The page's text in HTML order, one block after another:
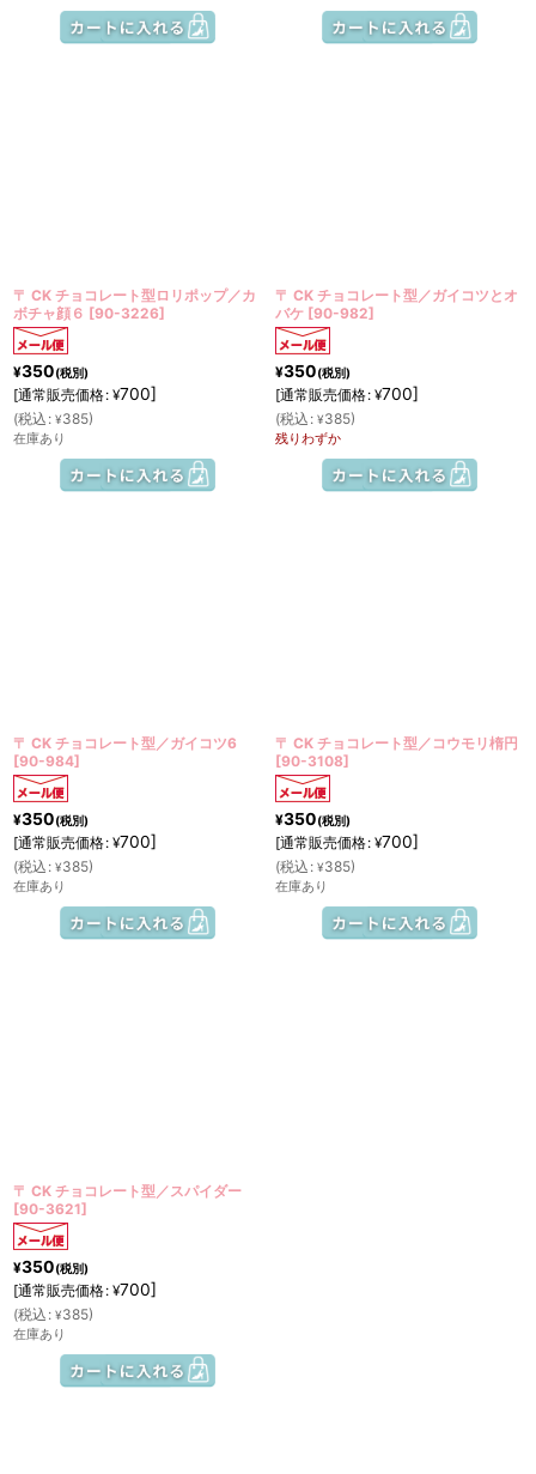
〒 CK チョコレート型ロリポップ／カ
ボチャ顔６ [90-3226]
¥350(税別)
[通常販売価格: ¥700]
(税込 : ¥385)
在庫あり
〒 CK チョコレート型／ガイコツとオ
バケ [90-982]
¥350(税別)
[通常販売価格: ¥700]
(税込 : ¥385)
残りわずか
〒 CK チョコレート型／ガイコツ6
[90-984]
¥350(税別)
[通常販売価格: ¥700]
(税込 : ¥385)
在庫あり
〒 CK チョコレート型／コウモリ楕円
[90-3108]
¥350(税別)
[通常販売価格: ¥700]
(税込 : ¥385)
在庫あり
〒 CK チョコレート型／スパイダー
[90-3621]
¥350(税別)
[通常販売価格: ¥700]
(税込 : ¥385)
在庫あり